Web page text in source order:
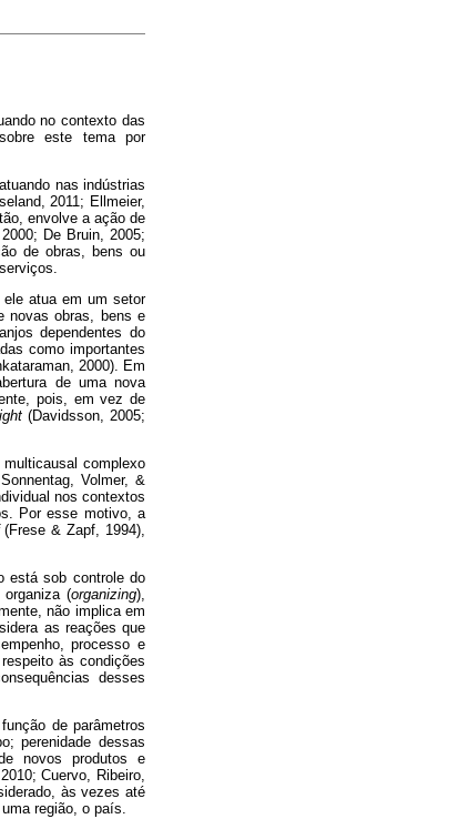
no contexto das
este tema por
nas indústrias
2011; Ellmeier,
envolve a ação de
De Bruin, 2005;
de obras, bens ou
atua em um setor
novas obras, bens e
dependentes do
como importantes
2000). Em
de uma nova
pois, em vez de
(Davidsson, 2005;
complexo
Volmer, &
nos contextos
Por esse motivo, a
(Frese & Zapf, 1994),
está sob controle do
organiza (organizing),
não implica em
as reações que
processo e
às condições
desses
de parâmetros
perenidade dessas
novos produtos e
Cuervo, Ribeiro,
às vezes até
região, o país.